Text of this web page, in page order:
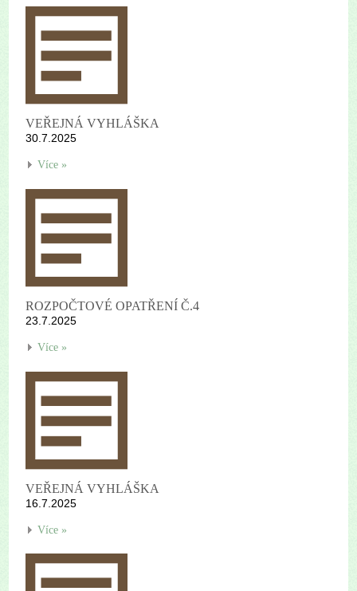
VEŘEJNÁ VYHLÁŠKA
30.7.2025
Více »
ROZPOČTOVÉ OPATŘENÍ Č.4
23.7.2025
Více »
VEŘEJNÁ VYHLÁŠKA
16.7.2025
Více »